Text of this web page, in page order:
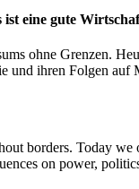
eine gute
ohne Grenzen.
und ihren Folgen
borders. Today we
on power,